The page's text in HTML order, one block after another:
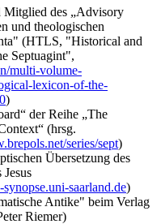
Mitglied des „Advisory
und theologischen
(HTLS, "Historical and
Septuagint",
multi-volume-
lexicon-of-the-
)
der Reihe „The
(hrsg.
series/sept)
Übersetzung des
saarland.de)
Antike" beim Verlag
Riemer)